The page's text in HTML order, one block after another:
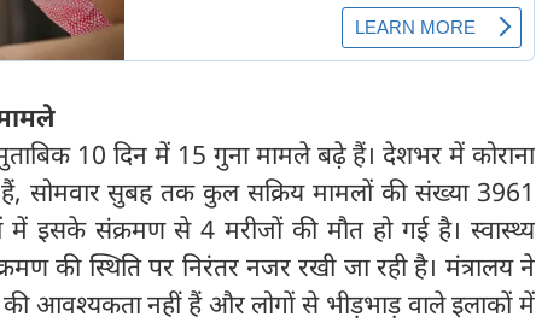
10 दिन में 15 गुना मामले बढ़े हैं। देशभर में कोराना
सोमवार सुबह तक कुल सक्रिय मामलों की संख्या 3961
इसके संक्रमण से 4 मरीजों की मौत हो गई है। स्वास्थ्य
की स्थिति पर निरंतर नजर रखी जा रही है। मंत्रालय ने
आवश्यकता नहीं हैं और लोगों से भीड़भाड़ वाले इलाकों में